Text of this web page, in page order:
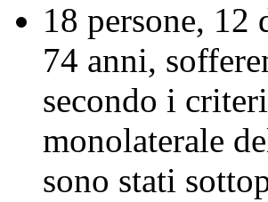
18 persone, 12
74 anni,
secondo i
monolaterale
sono stati